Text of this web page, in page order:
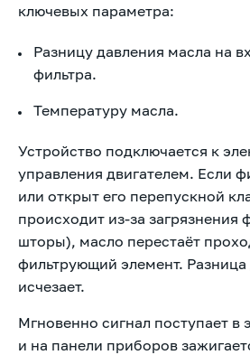
ключевых параметра:
Разницу давления масла на
фильтра.
Температуру масла.
Устройство подключается к
управления двигателем. Если
или открыт его перепускной
происходит из-за загрязнения
шторы), масло перестаёт
фильтрующий элемент. Разница
исчезает.
Мгновенно сигнал поступает в
и на панели приборов